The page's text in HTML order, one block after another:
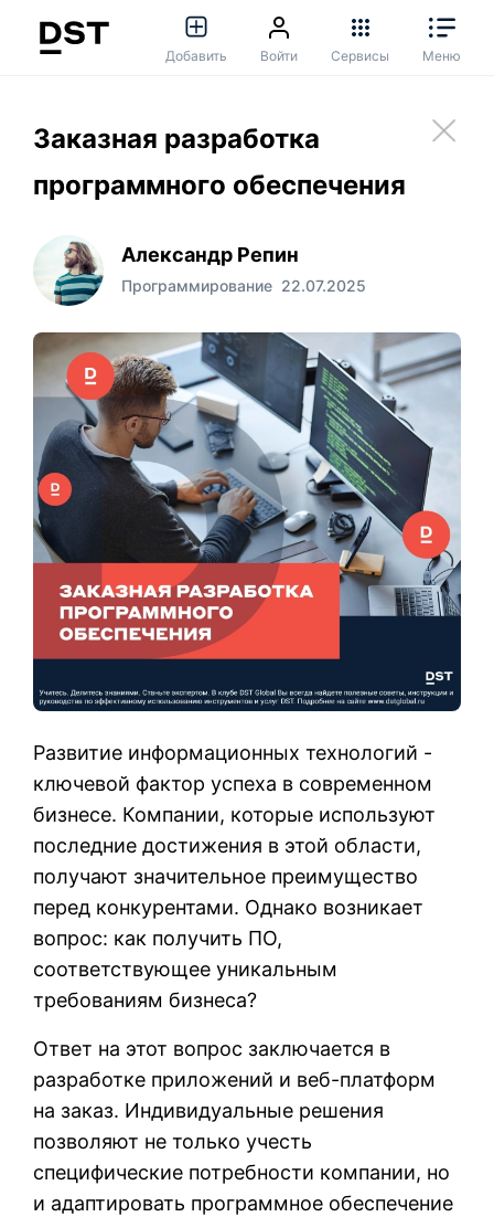
Добавить Войти Сервисы Меню
Заказная разработка
программного обеспечения
Александр Репин
Программирование 22.07.2025
Развитие информационных технологий -
ключевой фактор успеха в современном
бизнесе. Компании, которые используют
последние достижения в этой области,
получают значительное преимущество
перед конкурентами. Однако возникает
вопрос: как получить ПО,
соответствующее уникальным
требованиям бизнеса?
Ответ на этот вопрос заключается в
разработке приложений и веб-платформ
на заказ. Индивидуальные решения
позволяют не только учесть
специфические потребности компании, но
и адаптировать программное обеспечение